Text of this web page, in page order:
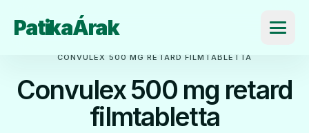
PatikaÁrak
CONVULEX 500 MG RETARD FILMTABLETTA
Convulex 500 mg retard
filmtabletta